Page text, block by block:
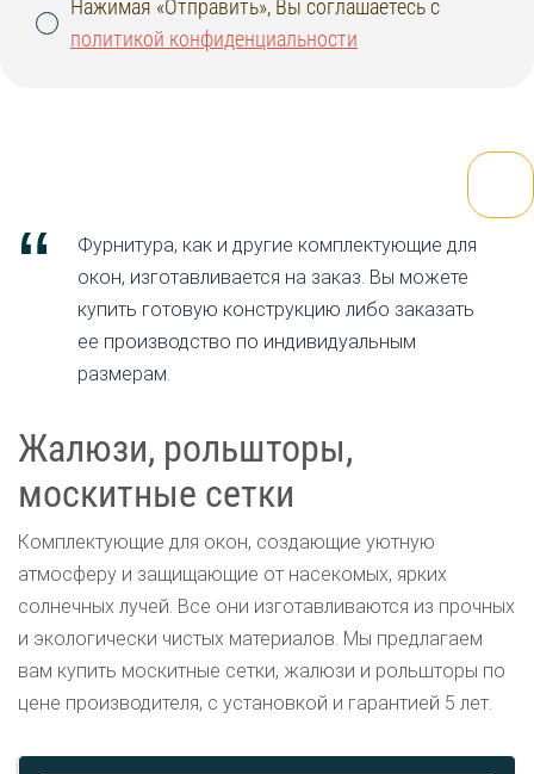
Нажимая «Отправить», Вы соглашаетесь с
политикой конфиденциальности
Фурнитура, как и другие комплектующие для
окон, изготавливается на заказ. Вы можете
купить готовую конструкцию либо заказать
ее производство по индивидуальным
размерам.
Жалюзи, рольшторы,
москитные сетки
Комплектующие для окон, создающие уютную
атмосферу и защищающие от насекомых, ярких
солнечных лучей. Все они изготавливаются из прочных
и экологически чистых материалов. Мы предлагаем
вам купить москитные сетки, жалюзи и рольшторы по
цене производителя, с установкой и гарантией 5 лет.